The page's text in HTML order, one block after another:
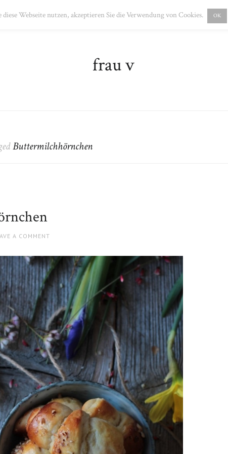
DATENSCHUTZ
frau v
Buttermilchhörnchen
A COMMENT
Webseite nutzen, akzeptieren Sie die Verwendung von Cookies. OK